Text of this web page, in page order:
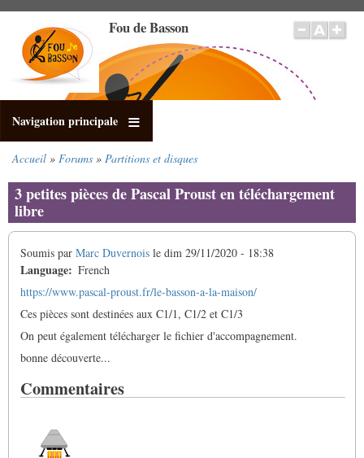
contenu
principal
Fou de Basson
Navigation principale
d'Ariane
Accueil Forums Partitions et disques
3 petites pièces de Pascal Proust en téléchargement
libre
Soumis par Marc Duvernois le dim 29/11/2020 - 18:38
Language
French
https://www.pascal-proust.fr/le-basson-a-la-maison/
Ces pièces sont destinées aux C1/1, C1/2 et C1/3
On peut également télécharger le fichier d'accompagnement.
bonne découverte...
Commentaires